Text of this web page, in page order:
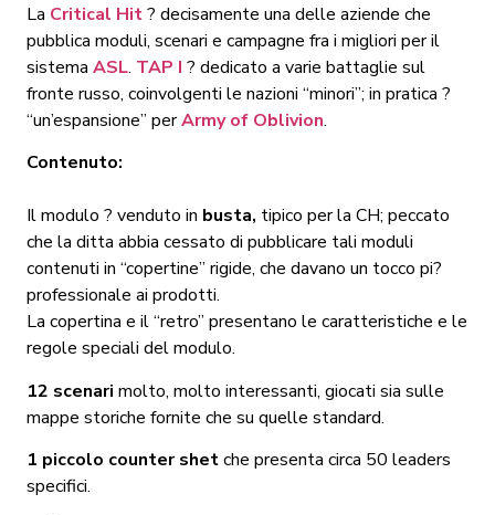
La Critical Hit? decisamente una delle aziende che
pubblica moduli, scenari e campagne fra i migliori per il
sistema ASL. TAP I ? dedicato a varie battaglie sul
fronte russo, coinvolgenti le nazioni “minori”; in pratica ?
“un’espansione” perArmy of Oblivion.
Contenuto:
Il modulo ? venduto in busta, tipico per la CH; peccato
che la ditta abbia cessato di pubblicare tali moduli
contenuti in “copertine” rigide, che davano un tocco pi?
professionale ai prodotti.
La copertina e il “retro” presentano le caratteristiche e le
regole speciali del modulo.
12 scenari molto, molto interessanti, giocati sia sulle
mappe storiche fornite che su quelle standard.
1 piccolo counter shetche presenta circa 50 leaders
specifici.